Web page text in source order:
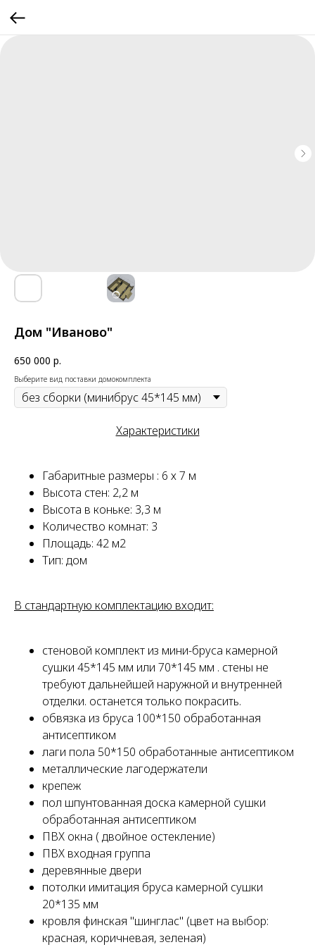
Дом "Иваново"
650 000 р.
Выберите вид поставки домокомплекта
Характеристики
Габаритные размеры : 6 х 7 м
Высота стен: 2,2 м
Высота в коньке: 3,3 м
Количество комнат: 3
Площадь: 42 м2
Тип: дом
В стандартную комплектацию входит:
стеновой комплект из мини-бруса камерной
сушки 45*145 мм или 70*145 мм . стены не
требуют дальнейшей наружной и внутренней
отделки. останется только покрасить.
обвязка из бруса 100*150 обработанная
антисептиком
лаги пола 50*150 обработанные антисептиком
металлические лагодержатели
крепеж
пол шпунтованная доска камерной сушки
обработанная антисептиком
ПВХ окна ( двойное остекление)
ПВХ входная группа
деревянные двери
потолки имитация бруса камерной сушки
20*135 мм
кровля финская "шинглас" (цвет на выбор:
красная, коричневая, зеленая)